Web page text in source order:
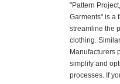
"Pattern
Garments" is a
streamline the
clothing.
Manufacturers
simplify and
processes. If